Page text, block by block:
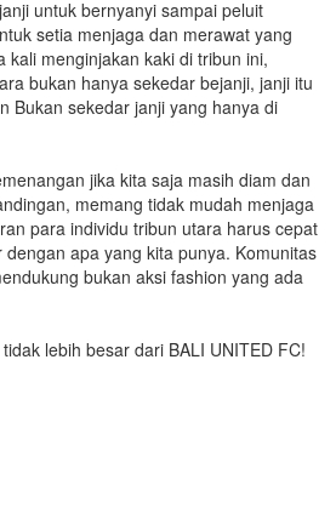
untuk bernyanyi sampai peluit
setia menjaga dan merawat yang
kali menginjakan kaki di tribun ini,
bukan hanya sekedar bejanji, janji itu
Bukan sekedar janji yang hanya di
jika kita saja masih diam dan
memang tidak mudah menjaga
para individu tribun utara harus cepat
apa yang kita punya. Komunitas
bukan aksi fashion yang ada
lebih besar dari BALI UNITED FC!